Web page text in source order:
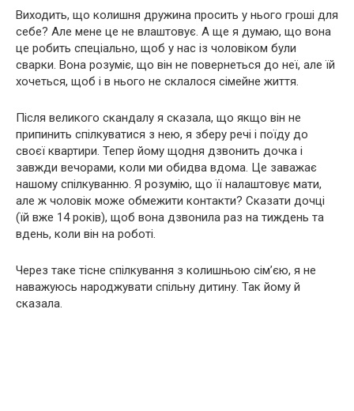
Виходить, що колишня дружина просить у нього гроші для
себе? Але мене це не влаштовує. А ще я думаю, що вона
це робить спеціально, щоб у нас із чоловіком були
сварки. Вона розуміє, що він не повернеться до неї, але їй
хочеться, щоб і в нього не склалося сімейне життя.
Після великого скандалу я сказала, що якщо він не
припинить спілкуватися з нею, я зберу речі і поїду до
своєї квартири. Тепер йому щодня дзвонить дочка і
завжди вечорами, коли ми обидва вдома. Це заважає
нашому спілкуванню. Я розумію, що її налаштовує мати,
але ж чоловік може обмежити контакти? Сказати дочці
(їй вже 14 років), щоб вона дзвонила раз на тиждень та
вдень, коли він на роботі.
Через таке тісне спілкування з колишньою сім’єю, я не
наважуюсь народжувати спільну дитину. Так йому й
сказала.